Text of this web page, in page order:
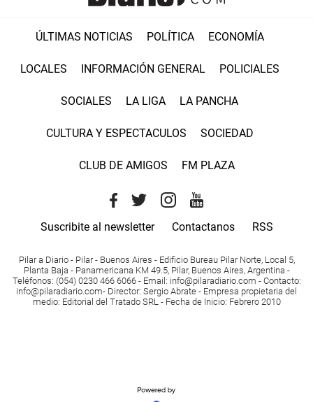
ÚLTIMAS NOTICIAS POLÍTICA ECONOMÍA
LOCALES INFORMACIÓN GENERAL POLICIALES
SOCIALES LA LIGA LA PANCHA
CULTURA Y ESPECTACULOS SOCIEDAD
CLUB DE AMIGOS FM PLAZA
Suscribite al newsletter Contactanos RSS
Pilar a Diario - Pilar - Buenos Aires - Edificio Bureau Pilar Norte, Local 5,
Planta Baja - Panamericana KM 49.5, Pilar, Buenos Aires, Argentina -
Teléfonos: (054) 0230 466 6066 - Email : info@pilaradiario.com - Contacto:
info@pilaradiario.com- Director: Sergio Abrate - Empresa propietaria del
medio: Editorial del Tratado SRL - Fecha de Inicio: Febrero 2010